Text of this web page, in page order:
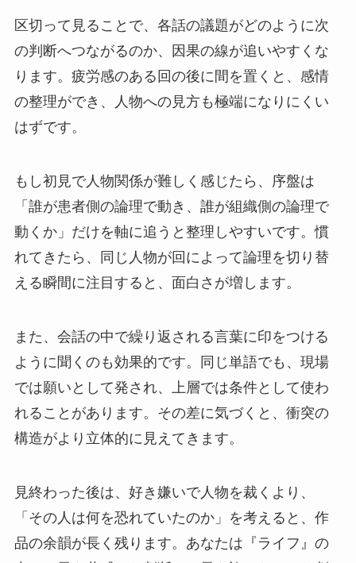
区切って見ることで、各話の議題がどのように次
の判断へつながるのか、因果の線が追いやすくな
ります。疲労感のある回の後に間を置くと、感情
の整理ができ、人物への見方も極端になりにくい
はずです。
もし初見で人物関係が難しく感じたら、序盤は
「誰が患者側の論理で動き、誰が組織側の論理で
動くか」だけを軸に追うと整理しやすいです。慣
れてきたら、同じ人物が回によって論理を切り替
える瞬間に注目すると、面白さが増します。
また、会話の中で繰り返される言葉に印をつける
ように聞くのも効果的です。同じ単語でも、現場
では願いとして発され、上層では条件として使わ
れることがあります。その差に気づくと、衝突の
構造がより立体的に見えてきます。
見終わった後は、好き嫌いで人物を裁くより、
「その人は何を恐れていたのか」を考えると、作
品の余韻が長く残ります。あなたは『ライフ』の